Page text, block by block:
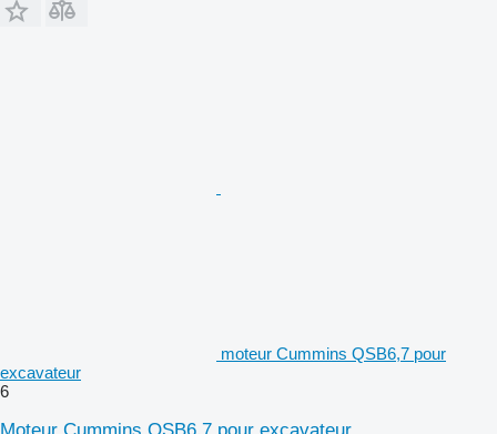
moteur Cummins QSB6,7 pour
excavateur
6